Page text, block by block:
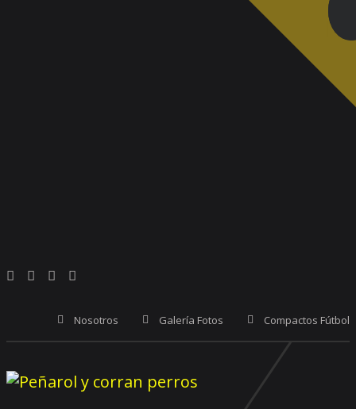
Nosotros Galería Fotos Compactos Fútbol